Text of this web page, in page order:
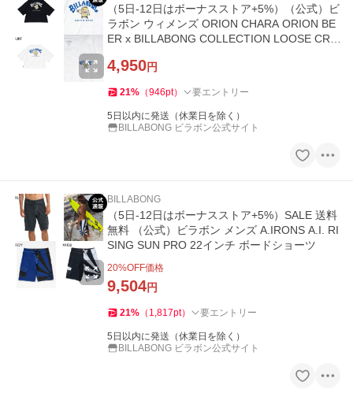
（5日-12日はボーナスストア+5%）（公式）ビ
ラボン ウィメンズ ORION CHARA ORION BE
ER x BILLABONG COLLECTION LOOSE CRO
4,950円
21% （946pt） 要エントリー
5日以内に発送（休業日を除く）
BILLABONG ビラボン公式サイト
BILLABONG
（5日-12日はボーナスストア+5%）SALE 送料
無料 （公式）ビラボン メンズ A.IRONS A.I. RI
SING SUN PRO 22インチ ボードショーツ
20%OFF価格
9,504円
21% （ 1,817pt） 要エントリー
5日以内に発送（休業日を除く）
BILLABONG ビラボン公式サイト